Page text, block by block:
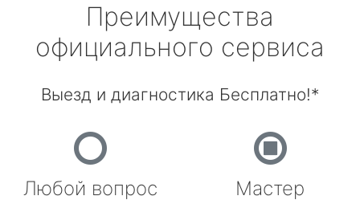
Преимущества
официального сервиса
Выезд и диагностика Бесплатно!*
Любой вопрос
Мастер